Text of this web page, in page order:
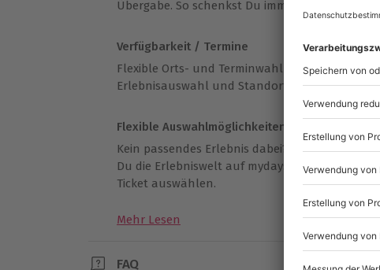
Übergabe. So schenkst Du immer genau das
Verfügbarkeit / Termine
Flexible Orts- und Terminwahl nach
Erlebnisauswahl und Standortverfügbarkeiten
Flexible Auswahlmöglichkeiten
Kein passendes Erlebnis dabei? Mit dem
Du die Erlebniswelt auf mydays.de erkunden
Ticket auswählen.
Mehr Lesen
FAQ